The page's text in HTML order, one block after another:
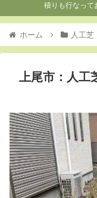
積りも行なって
ホーム 人工芝
上尾市：人工